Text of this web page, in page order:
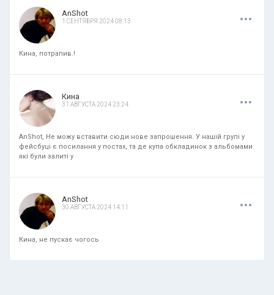
AnShot
1 СЕНТЯБРЯ 2024 08:13 ...
Кина, потрапив.!
Кина
31 АВГУСТА 2024 23:24 ...
AnShot, Не можу вставити сюди нове запрошення. У нашій групі у
фейсбуці є посилання у постах, та де купа обкладинок з альбомами
які були залиті у
AnShot
30 АВГУСТА 2024 14:11 ...
Кина, не пускає чогось